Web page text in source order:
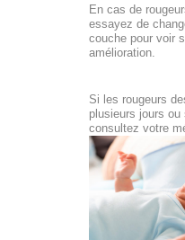
En cas de
essayez de
couche pour voir
amélioration.
Si les rougeurs
plusieurs jours ou
consultez votre